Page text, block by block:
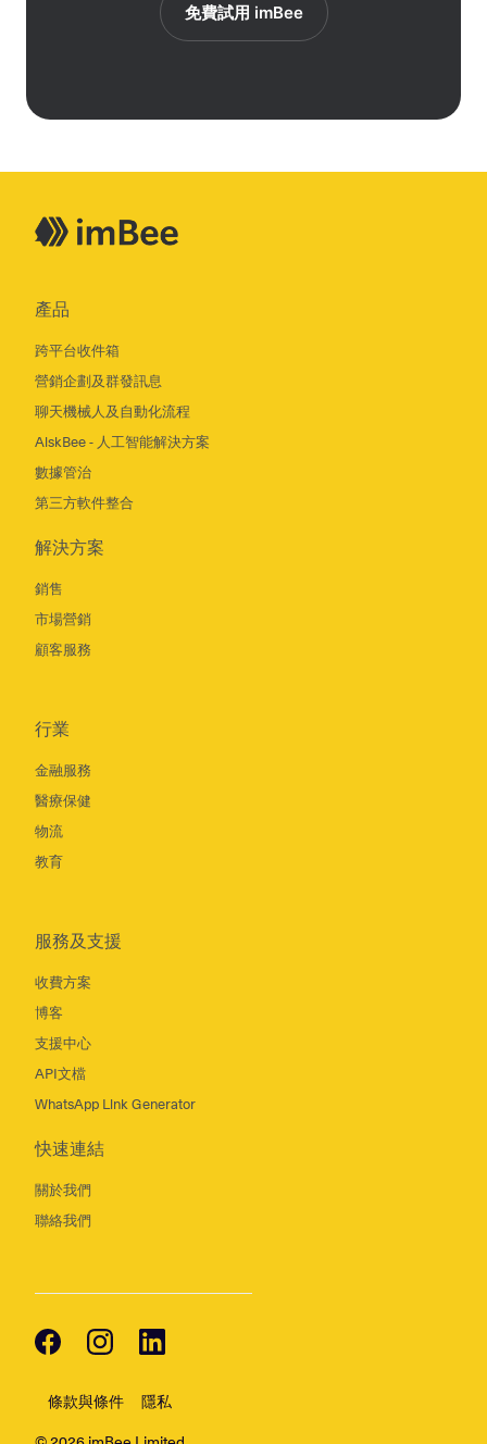
免費試用 imBee
產品
跨平台收件箱
營銷企劃及群發訊息
聊天機械人及自動化流程
AiskBee - 人工智能解決方案
數據管治
第三方軟件整合
解決方案
銷售
市場營銷
顧客服務
行業
金融服務
醫療保健
物流
教育
服務及支援
收費方案
博客
支援中心
API文檔
WhatsApp Link Generator
快速連結
關於我們
聯絡我們
條款與條件 隱私